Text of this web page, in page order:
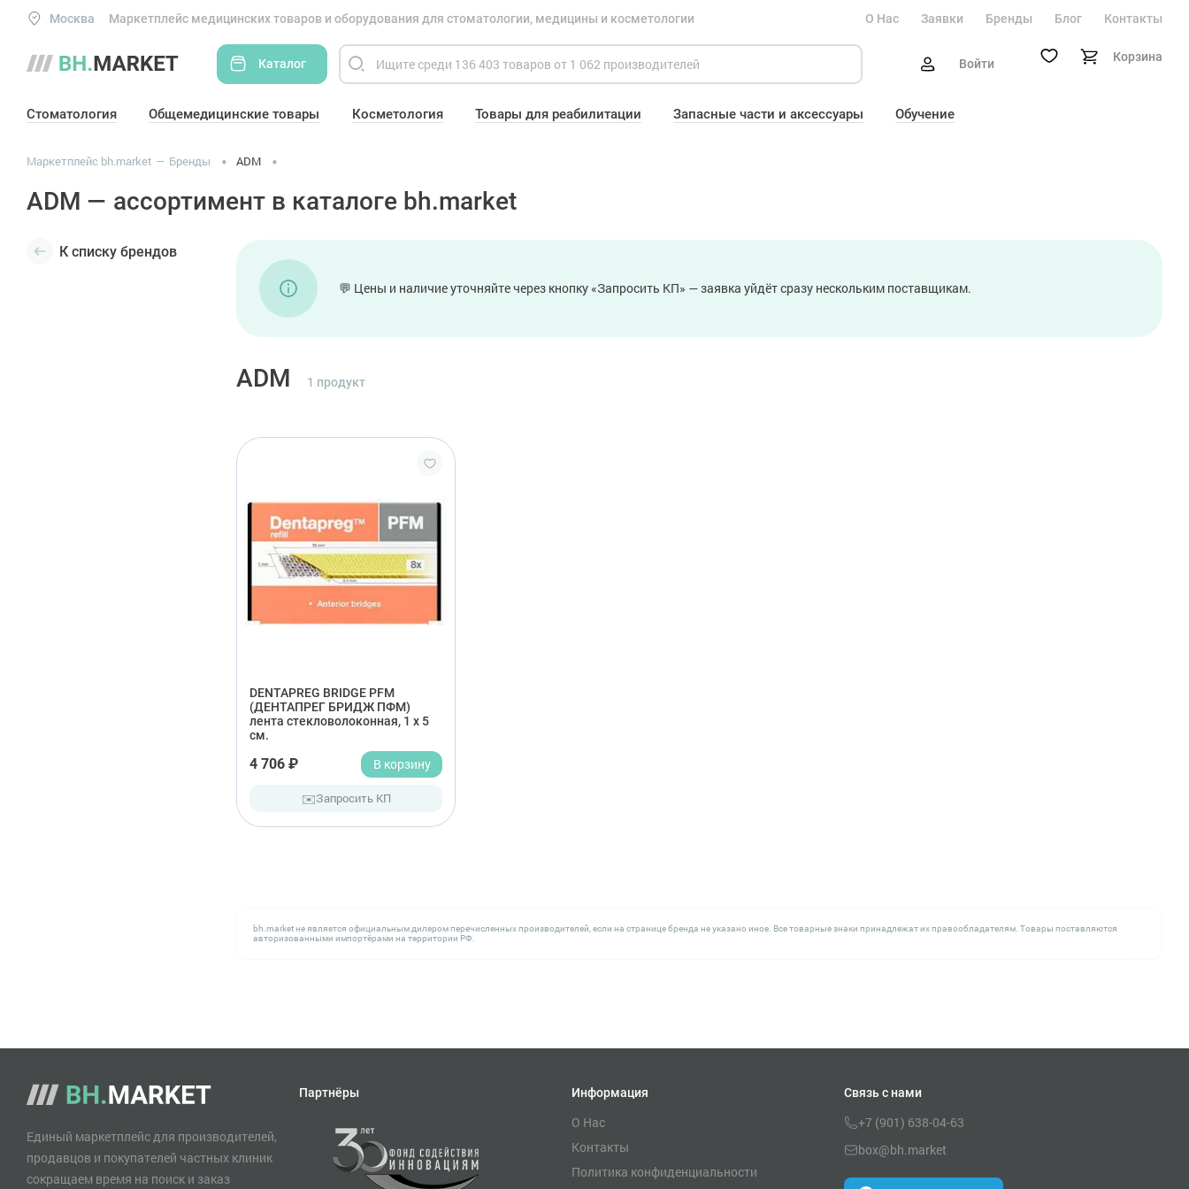
Москва Маркетплейс медицинских товаров и оборудования для стоматологии, медицины и косметологии О Нас Заявки Бренды Блог Контакты
Каталог Войти Корзина
Стоматология Общемедицинские товары Косметология Товары для реабилитации Запасные части и аксессуары Обучение
Маркетплейс bh.market Бренды ADM
ADM — ассортимент в каталоге bh.market
К списку брендов
💬 Цены и наличие уточняйте через кнопку «Запросить КП» — заявка уйдёт сразу нескольким поставщикам.
ADM 1 продукт
DENTAPREG BRIDGE PFM
(ДЕНТАПРЕГ БРИДЖ ПФМ)
лента стекловолоконная, 1 х 5
см.
4 706 ₽ В корзину
✉️Запросить КП
bh.market не является официальным дилером перечисленных производителей, если на странице бренда не указано иное. Все товарные знаки принадлежат их правообладателям. Товары поставляются
авторизованными импортёрами на территории РФ.
Единый маркетплейс для производителей,
продавцов и покупателей частных клиник
сокращаем время на поиск и заказ
Партнёры Информация
О Нас
Контакты
Политика конфиденциальности
Связь с нами
+7 (901) 638-04-63
box@bh.market